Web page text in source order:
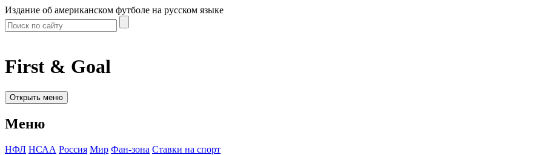
Издание об американском футболе на русском языке
First & Goal
Открыть меню
Меню
НФЛ НСАА Россия Мир Фан-зона Ставки на спорт